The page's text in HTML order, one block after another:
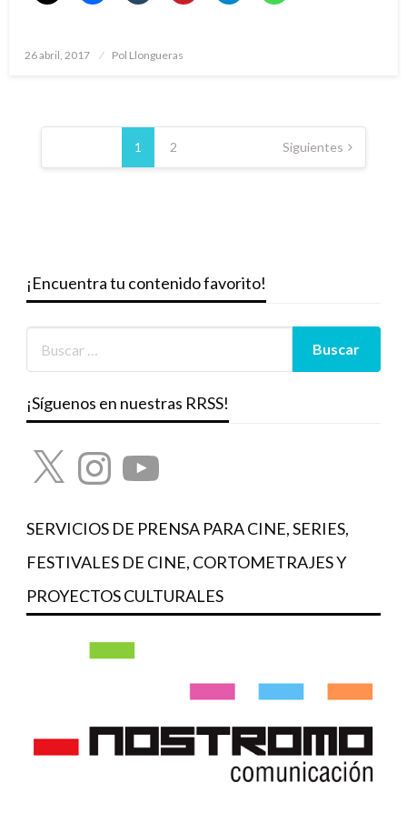
Publicado
26 abril, 2017 Pol Llongueras
Paginación
entradas
1 2 Siguientes
¡Encuentra tu contenido favorito!
¡Síguenos en nuestras RRSS!
X InstagramYouTube
SERVICIOS DE PRENSA PARA CINE, SERIES,
FESTIVALES DE CINE, CORTOMETRAJES Y
PROYECTOS CULTURALES